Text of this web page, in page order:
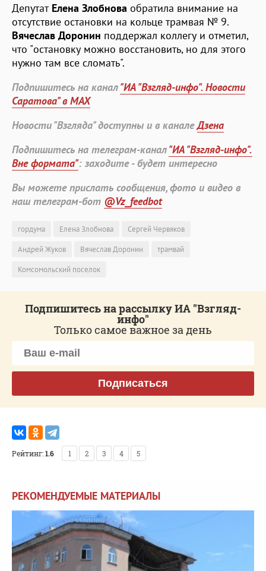
Депутат Елена Злобнова обратила внимание на
отсутствие остановки на кольце трамвая № 9.
Вячеслав Доронин поддержал коллегу и отметил,
что "остановку можно восстановить, но для этого
нужно там все сломать".
Подпишитесь на канал"ИА "Взгляд-инфо". Новости
Саратова" в MAX
Новости "Взгляда" доступны и в каналеДзена
Подпишитесь на телеграм-канал"ИА "Взгляд-инфо".
Вне формата": заходите - будет интересно
Вы можете прислать сообщения, фото и видео в
наш телеграм-бот @Vz_feedbot
гордума Елена Злобнова
Сергей Червяков
Андрей Жуков
Вячеслав Доронин
трамвай
Комсомольский поселок
Подпишитесь на рассылку ИА "Взгляд-
инфо"
Только самое важное за день
Подписаться
Рейтинг:1.6 1 2 3 4 5
РЕКОМЕНДУЕМЫЕ МАТЕРИАЛЫ